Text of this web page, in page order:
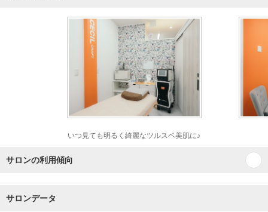
いつ見ても明るく綺麗なツルスベ美肌に♪
サロンの利用傾向
サロンデータ